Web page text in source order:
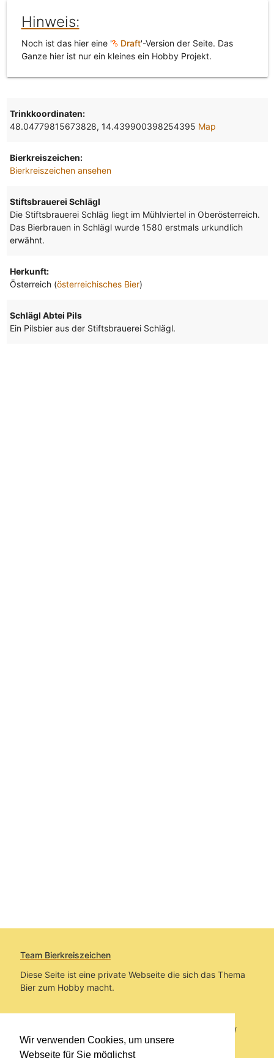
Wir verwenden Cookies, um unsere
Webseite für Sie möglichst
Hinweis:
Noch ist das hier eine ' Draft'-Version der Seite. Das
Ganze hier ist nur ein kleines ein Hobby Projekt.
Trinkkoordinaten:
48.04779815673828, 14.439900398254395 Map
Bierkreiszeichen:
Bierkreiszeichen ansehen
Stiftsbrauerei Schlägl
Die Stiftsbrauerei Schläg liegt im Mühlviertel in Oberösterreich.
Das Bierbrauen in Schlägl wurde 1580 erstmals urkundlich
erwähnt.
Herkunft:
Österreich (österreichisches Bier)
Schlägl Abtei Pils
Ein Pilsbier aus der Stiftsbrauerei Schlägl.
Team Bierkreiszeichen
Diese Seite ist eine private Webseite die sich das Thema
Bier zum Hobby macht.
Sie befinden sich auf https://www.bierkreiszeichen.at/
im Pfad:Bierkreiszeichen/Gesammelte Biere